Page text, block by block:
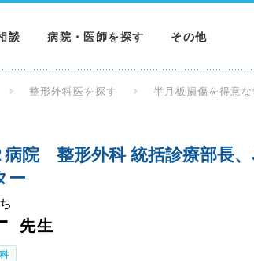
談 病院・医師を探す その他
整形外科医を探す 半月板損傷を得意
病院 整形外科 統括診療部長
ー
先生